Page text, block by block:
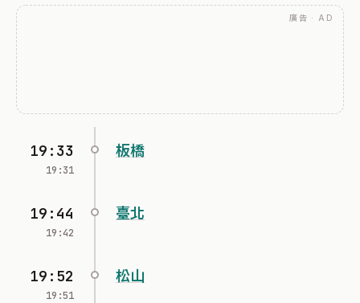
廣告 · AD
19:33
19:31
板橋
19:44
19:42
臺北
19:52
19:51
松山